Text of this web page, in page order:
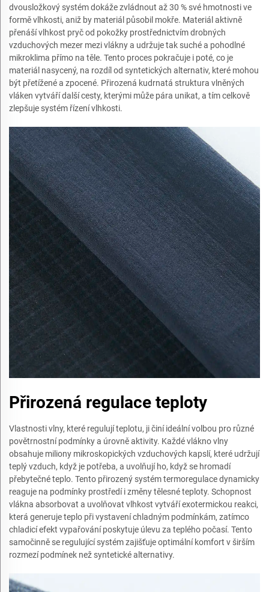
dvousložkový systém dokáže zvládnout až 30 % své hmotnosti ve
formě vlhkosti, aniž by materiál působil mokře. Materiál aktivně
přenáší vlhkost pryč od pokožky prostřednictvím drobných
vzduchových mezer mezi vlákny a udržuje tak suché a pohodlné
mikroklima přímo na těle. Tento proces pokračuje i poté, co je
materiál nasycený, na rozdíl od syntetických alternativ, které mohou
být přetížené a zpocené. Přirozená kudrnatá struktura vlněných
vláken vytváří další cesty, kterými může pára unikat, a tím celkově
zlepšuje systém řízení vlhkosti.
Přirozená regulace teploty
Vlastnosti vlny, které regulují teplotu, ji činí ideální volbou pro různé
povětrnostní podmínky a úrovně aktivity. Každé vlákno vlny
obsahuje miliony mikroskopických vzduchových kapslí, které udržují
teplý vzduch, když je potřeba, a uvolňují ho, když se hromadí
přebytečné teplo. Tento přirozený systém termoregulace dynamicky
reaguje na podmínky prostředí i změny tělesné teploty. Schopnost
vlákna absorbovat a uvolňovat vlhkost vytváří exotermickou reakci,
která generuje teplo při vystavení chladným podmínkám, zatímco
chladicí efekt vypařování poskytuje úlevu za teplého počasí. Tento
samočinně se regulující systém zajišťuje optimální komfort v širším
rozmezí podmínek než syntetické alternativy.